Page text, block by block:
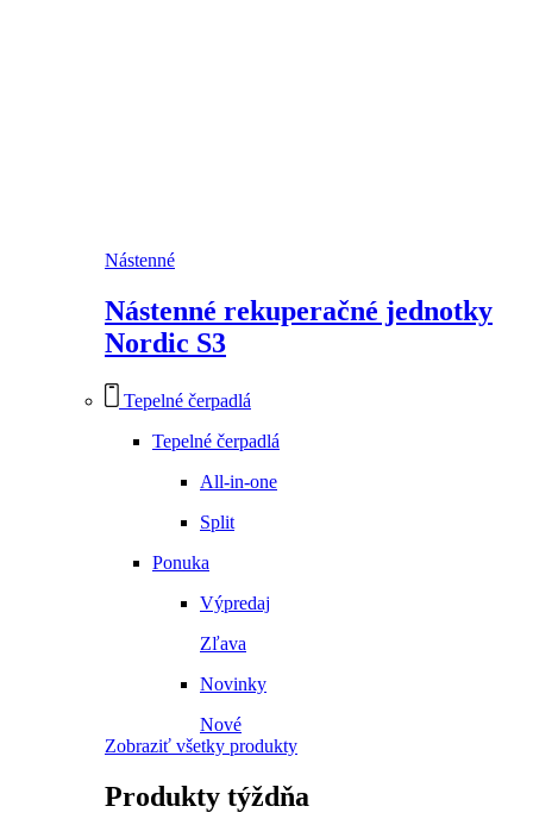
Nástenné
Nástenné rekuperačné jednotky
Nordic S3
Tepelné čerpadlá
Tepelné čerpadlá
All-in-one
Split
Ponuka
Výpredaj
Zľava
Novinky
Nové
Zobraziť všetky produkty
Produkty týždňa